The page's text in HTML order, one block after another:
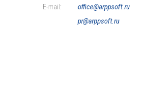
E-mail:
office@arppsoft.ru
pr@arppsoft.ru